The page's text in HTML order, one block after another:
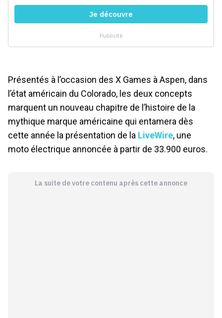
Présentés à l’occasion des X Games à Aspen, dans
l’état américain du Colorado, les deux concepts
marquent un nouveau chapitre de l’histoire de la
mythique marque américaine qui entamera dès
cette année la présentation de la LiveWire, une
moto électrique annoncée à partir de 33.900 euros.
La suite de votre contenu après cette annonce